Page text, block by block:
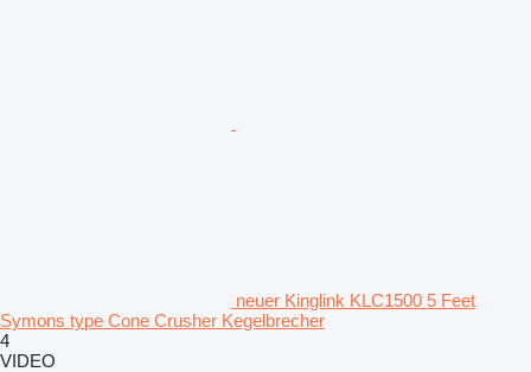
neuer Kinglink KLC1500 5 Feet
Symons type Cone Crusher Kegelbrecher
4
VIDEO